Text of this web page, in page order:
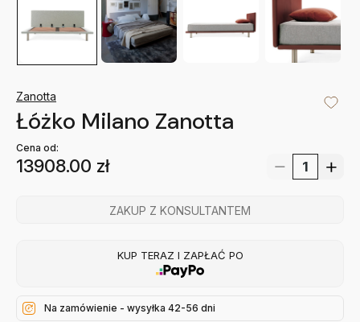
Zanotta
Łóżko Milano Zanotta
Cena od:
13908.00 zł
ZAKUP Z KONSULTANTEM
KUP TERAZ I ZAPŁAĆ PO
Na zamówienie - wysyłka 42-56 dni